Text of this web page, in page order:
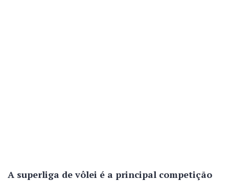
A superliga de vôlei é a principal competição